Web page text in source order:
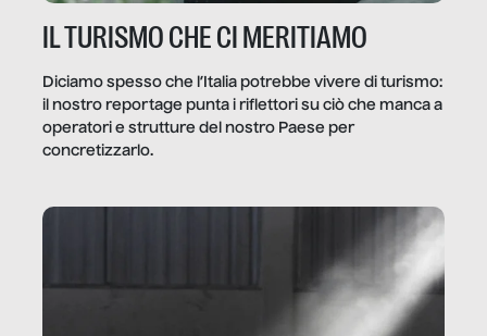
IL TURISMO CHE CI MERITIAMO
Diciamo spesso che l’Italia potrebbe vivere di turismo:
il nostro reportage punta i riflettori su ciò che manca a
operatori e strutture del nostro Paese per
concretizzarlo.